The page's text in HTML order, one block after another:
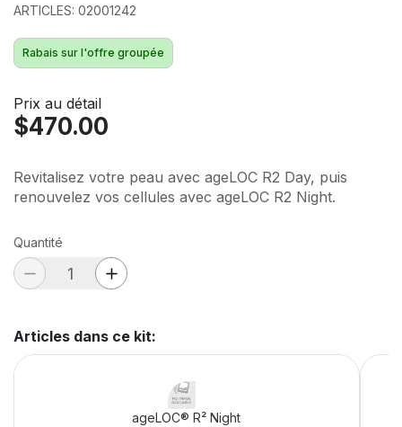
ARTICLES: 02001242
Rabais sur l'offre groupée
Prix au détail
$470.00
Revitalisez votre peau avec ageLOC R2 Day, puis
renouvelez vos cellules avec ageLOC R2 Night.
Quantité
Articles dans ce kit:
ageLOC® R² Night